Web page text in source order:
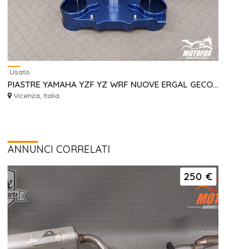
Usato
PIASTRE YAMAHA YZF YZ WRF NUOVE ERGAL GECO RISER
Vicenza, Italia
ANNUNCI CORRELATI
250 €